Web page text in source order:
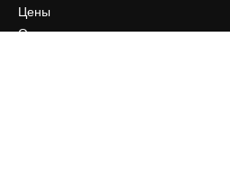
Цены
О нас